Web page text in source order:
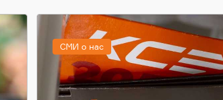
СМИ о нас